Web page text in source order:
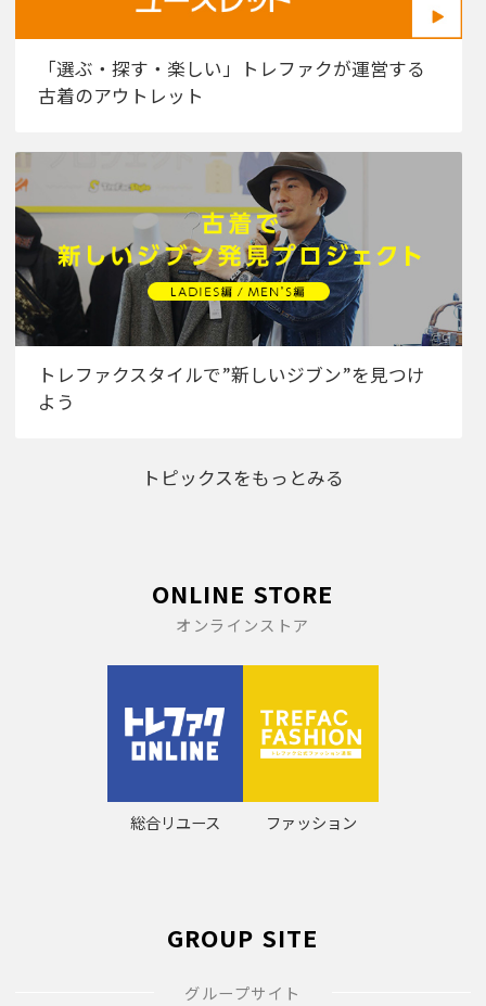
「選ぶ・探す・楽しい」トレファクが運営する
古着のアウトレット
トレファクスタイルで”新しいジブン”を見つけ
よう
トピックスをもっとみる
ONLINE STORE
オンラインストア
総合リユース ファッション
GROUP SITE
グループサイト